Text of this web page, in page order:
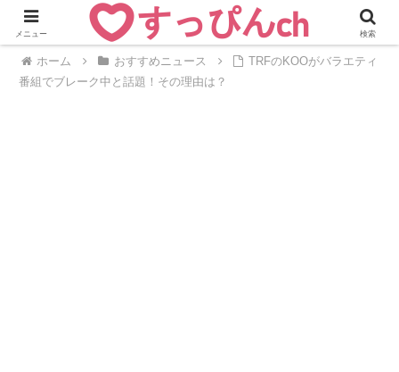
ホーム おすすめニュース
TRFのKOOがバラエティ
番組でブレーク中と話題！その理由は？
メニュー 検索